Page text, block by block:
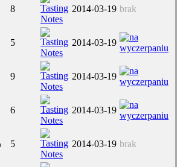
8 2014-03-19 brak
5 2014-03-19
9 2014-03-19
6 2014-03-19
5 2014-03-19 brak